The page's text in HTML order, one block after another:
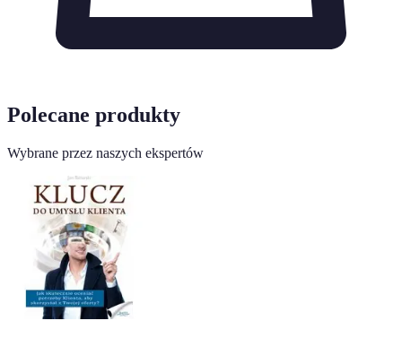
Polecane produkty
Wybrane przez naszych ekspertów